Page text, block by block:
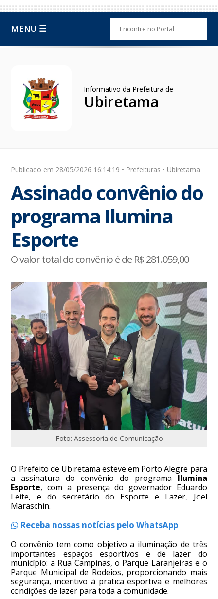
MENU ☰
Informativo da Prefeitura de
Ubiretama
Publicado em 28/05/2026 16:14:19 • Prefeituras • Ubiretama
Assinado convênio do
programa Ilumina
Esporte
O valor total do convênio é de R$ 281.059,00
Foto: Assessoria de Comunicação
O Prefeito de Ubiretama esteve em Porto Alegre para
a assinatura do convênio do programa Ilumina
Esporte, com a presença do governador Eduardo
Leite, e do secretário do Esporte e Lazer, Joel
Maraschin.
Receba nossas notícias pelo WhatsApp
O convênio tem como objetivo a iluminação de três
importantes espaços esportivos e de lazer do
município: a Rua Campinas, o Parque Laranjeiras e o
Parque Municipal de Rodeios, proporcionando mais
segurança, incentivo à prática esportiva e melhores
condições de lazer para toda a comunidade.